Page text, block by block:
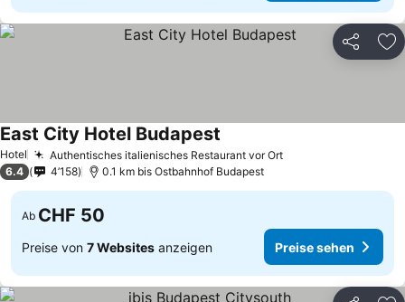
Teilen
Hotel Authentisches italienisches Restaurant vor Ort
East City Hotel Budapest
6.4 4’158 0.1 km bis Ostbahnhof Budapest
Ab CHF 50
Preise von 7 Websites anzeigen Preise sehen